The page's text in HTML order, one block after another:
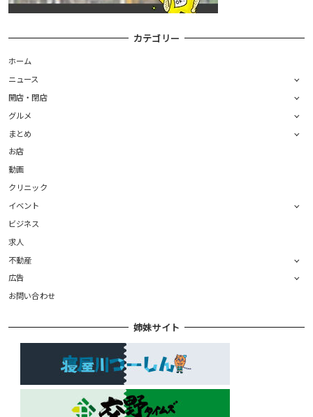
カテゴリー
ホーム
ニュース
開店・閉店
グルメ
まとめ
お店
動画
クリニック
イベント
ビジネス
求人
不動産
広告
お問い合わせ
姉妹サイト